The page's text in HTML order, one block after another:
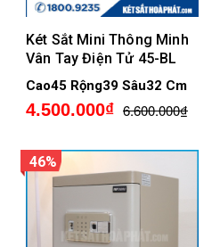
Két Sắt Mini Thông Minh
Vân Tay Điện Tử 45-BL
Cao45 Rộng39 Sâu32 Cm
4.500.000₫ 6.600.000₫
46%